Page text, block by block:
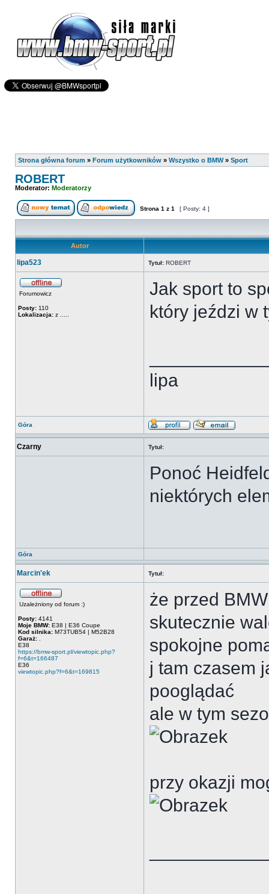
Strona główna forum » Forum użytkowników » Wszystko o BMW» Sport
ROBERT
Moderator: Moderatorzy
Strona 1 z 1 [ Posty: 4 ]
Autor
lipa523 Tytuł: ROBERT
Forumowicz
Posty: 110
Lokalizacja: z .....
Jak sport to
który jeździ w
lipa
Góra
Czarny Tytuł:
Ponoć
niektórych
Góra
Marcin'ek Tytuł:
Uzależniony od forum :)
Posty: 4141
Moje BMW: E38 | E36 Coupe
Kod silnika: M73TUB54 | M52B28
Garaż:
E38
https://bmw-sport.pl/viewtopic.php?
f=6&t=166487
E36
viewtopic.php?f=6&t=169815
że przed
skutecznie
spokojne
j tam czasem
pooglądać
ale w tym
przy okazji